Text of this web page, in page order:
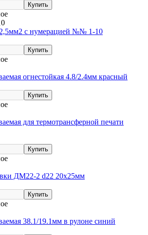
с нумерацией №№ 1-10
огнестойкая 4.8/2.4мм красный
для термотрансферной печати
ДМ22-2 d22 20x25мм
38.1/19.1мм в рулоне синий